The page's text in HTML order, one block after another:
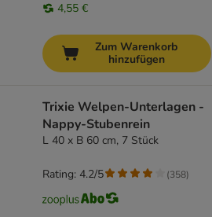
4,55 €
Zum Warenkorb
hinzufügen
Trixie Welpen-Unterlagen -
Nappy-Stubenrein
L 40 x B 60 cm, 7 Stück
Rating: 4.2/5 (358)